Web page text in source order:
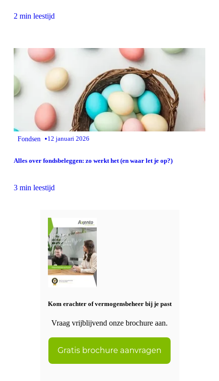
2 min leestijd
Fondsen •12 januari 2026
Alles over fondsbeleggen: zo werkt het (en waar let je op?)
3 min leestijd
Kom erachter of vermogensbeheer bij je past
Vraag vrijblijvend onze brochure aan.